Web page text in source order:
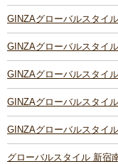
GINZAグローバルスタイ
GINZAグローバルスタイ
GINZAグローバルスタイ
GINZAグローバルスタイ
GINZAグローバルスタイ
グローバルスタイル 新宿